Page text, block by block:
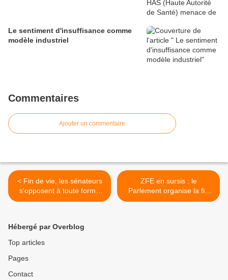
Le sentiment d'insuffisance comme
modèle industriel
Commentaires
Ajouter un commentaire
< Fin de vie, les sénateurs
s'opposent à toute forme
d'aide à mourir
ZFE en sursis : le
Parlement organise la fin
d'un symbole écologique
Hébergé par Overblog
Top articles
Pages
Contact